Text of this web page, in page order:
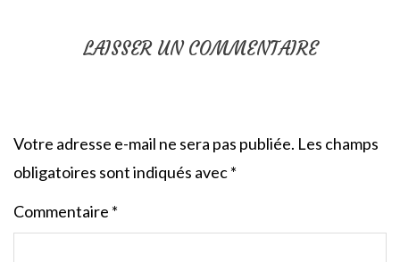
LAISSER UN COMMENTAIRE
Votre adresse e-mail ne sera pas publiée. Les champs
obligatoires sont indiqués avec*
Commentaire *